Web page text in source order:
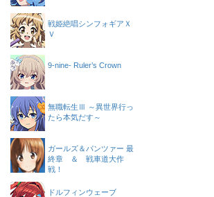
戦姫絶唱シンフォギアＸ
Ｖ
9-nine- Ruler’s Crown
無職転生Ⅲ ～異世界行っ
たら本気だす～
ガールズ＆パンツァー 最
終章 ＆ 戦車道大作
戦！
ドルフィンウェーブ